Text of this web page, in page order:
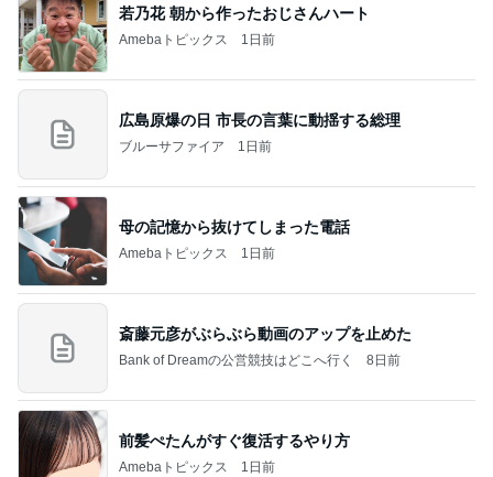
若乃花 朝から作ったおじさんハート
Amebaトピックス 1日前
広島原爆の日 市長の言葉に動揺する総理
ブルーサファイア 1日前
母の記憶から抜けてしまった電話
Amebaトピックス 1日前
斎藤元彦がぶらぶら動画のアップを止めた
Bank of Dreamの公営競技はどこへ行く 8日前
前髪ぺたんがすぐ復活するやり方
Amebaトピックス 1日前